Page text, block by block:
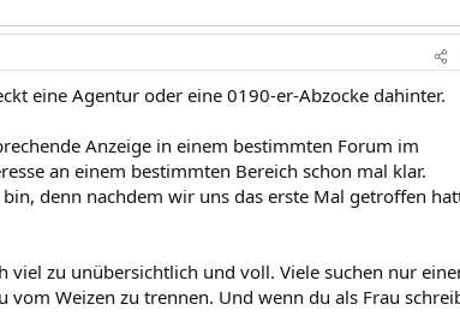
eine Agentur oder eine 0190-er-Abzocke dahinter.
Anzeige in einem bestimmten Forum im
an einem bestimmten Bereich schon mal klar.
denn nachdem wir uns das erste Mal getroffen
zu unübersichtlich und voll. Viele suchen nur
vom Weizen zu trennen. Und wenn du als Frau